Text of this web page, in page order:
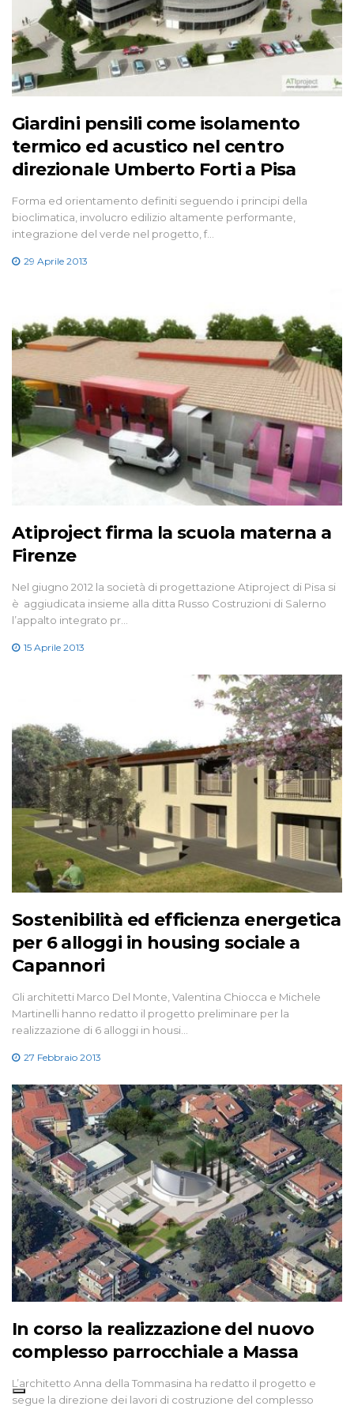
Giardini pensili come isolamento
termico ed acustico nel centro
direzionale Umberto Forti a Pisa
Forma ed orientamento definiti seguendo i principi della
bioclimatica, involucro edilizio altamente performante,
integrazione del verde nel progetto, f…
29 Aprile 2013
Atiproject firma la scuola materna a
Firenze
Nel giugno 2012 la società di progettazione Atiproject di Pisa si
è aggiudicata insieme alla ditta Russo Costruzioni di Salerno
l’appalto integrato pr…
15 Aprile 2013
Sostenibilità ed efficienza energetica
per 6 alloggi in housing sociale a
Capannori
Gli architetti Marco Del Monte, Valentina Chiocca e Michele
Martinelli hanno redatto il progetto preliminare per la
realizzazione di 6 alloggi in housi…
27 Febbraio 2013
In corso la realizzazione del nuovo
complesso parrocchiale a Massa
L’architetto Anna della Tommasina ha redatto il progetto e
segue la direzione dei lavori di costruzione del complesso